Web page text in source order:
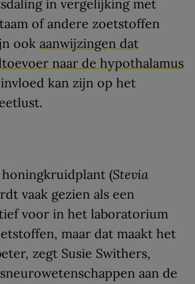
in vergelijking met
of andere zoetstoffen
ook aanwijzingen dat
naar de hypothalamus
kan zijn op het
(Stevia
vaak gezien als een
voor in het laboratorium
maar dat maakt het
zegt Susie Swithers,
aan de